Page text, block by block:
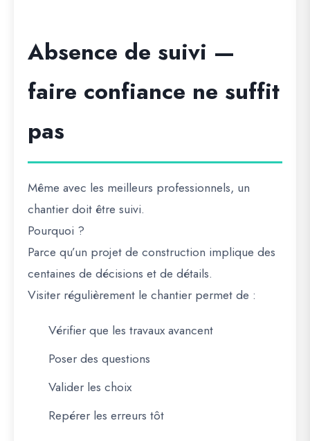
Absence de suivi —
faire confiance ne suffit
pas
Même avec les meilleurs professionnels, un
chantier doit être suivi.
Pourquoi ?
Parce qu’un projet de construction implique des
centaines de décisions et de détails.
Visiter régulièrement le chantier permet de :
Vérifier que les travaux avancent
Poser des questions
Valider les choix
Repérer les erreurs tôt